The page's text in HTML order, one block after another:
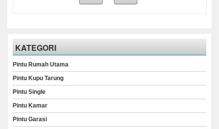
KATEGORI
Pintu Rumah Utama
Pintu Kupu Tarung
Pintu Single
Pintu Kamar
Pintu Garasi